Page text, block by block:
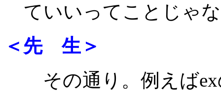
ていいってことじゃ
＜先 生＞
その通り。例えば